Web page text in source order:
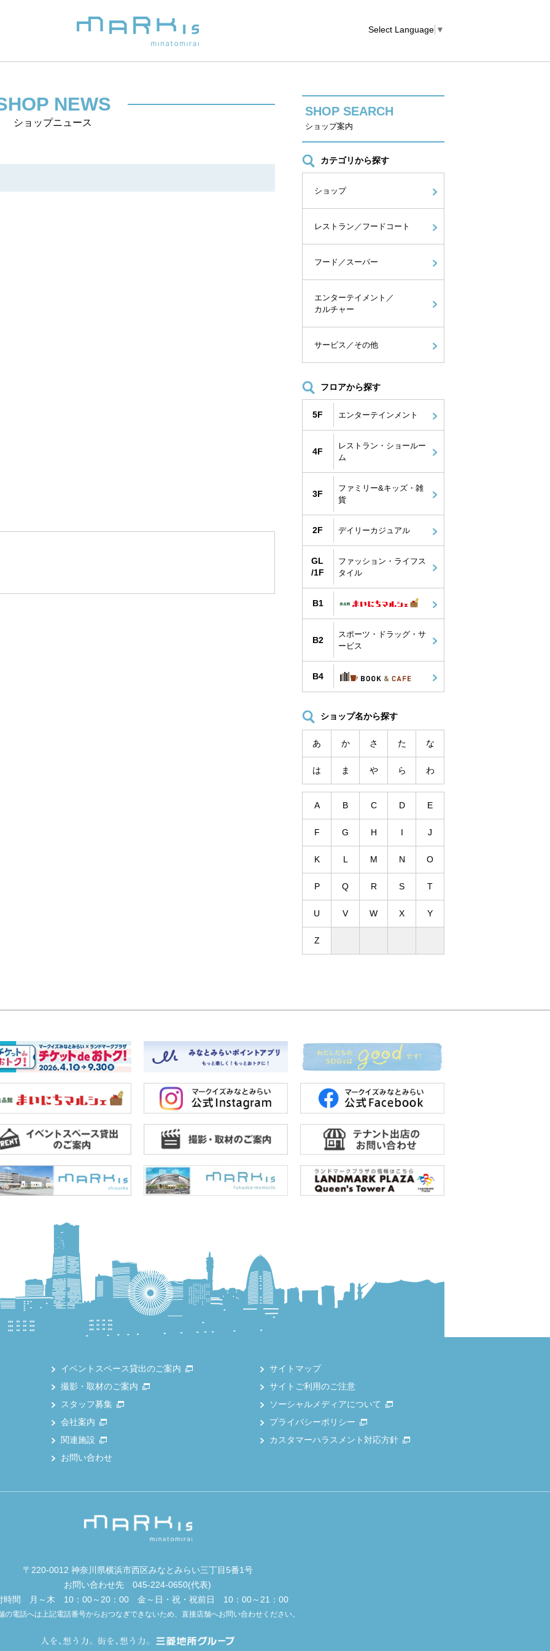
Select Language ▼
NEWS
ショップニュース
SHOP SEARCH
ショップ案内
カテゴリから探す
ショップ
レストラン／フードコート
フード／スーパー
エンターテイメント／
カルチャー
サービス／その他
フロアから探す
5F エンターテインメント
4F
レストラン・ショールー
ム
3F
ファミリー&キッズ・雑
貨
2F デイリーカジュアル
GL
/1F
ファッション・ライフス
タイル
B1
B2
スポーツ・ドラッグ・サ
ービス
B4
ショップ名から探す
あ か さ た な
は ま や ら わ
A B C D E
F G H I J
K L M N O
P Q R S T
U V W X Y
Z
イベントスペース貸出のご案内
撮影・取材のご案内
スタッフ募集
会社案内
関連施設
お問い合わせ
サイトマップ
サイトご利用のご注意
ソーシャルメディアについて
プライバシーポリシー
カスタマーハラスメント対応方針
〒220-0012 神奈川県横浜市西区みなとみらい三丁目5番1号
お問い合わせ先 045-224-0650(代表)
時間 月～木 10：00～20：00 金～日・祝・祝前日 10：00～21：00
の電話へは上記電話番号からおつなぎできないため、直接店舗へお問い合わせください。